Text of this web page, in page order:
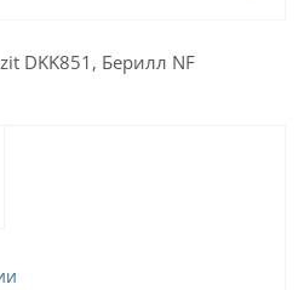
DKK851, Берилл NF